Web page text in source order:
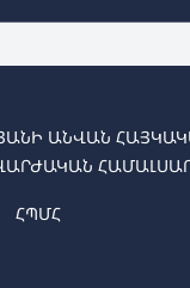
ԱՆՎԱՆ